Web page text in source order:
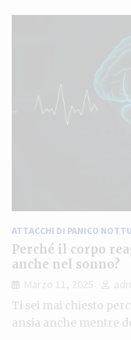
ATTACCHI DI PANICO
Perché il corpo
anche nel sonno?
Marzo 11, 2025
Ti sei mai chiesto
ansia anche mentre